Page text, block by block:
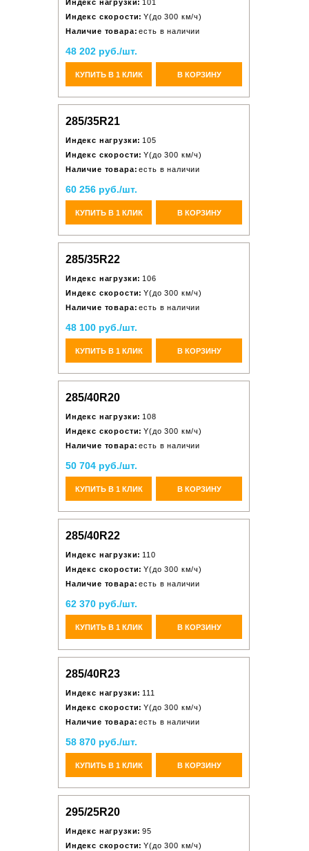
Индекс нагрузки: 101
Индекс скорости: Y(до 300 км/ч)
Наличие товара: есть в наличии
48 202 руб./шт.
КУПИТЬ В 1 КЛИК В КОРЗИНУ
285/35R21
Индекс нагрузки: 105
Индекс скорости: Y(до 300 км/ч)
Наличие товара: есть в наличии
60 256 руб./шт.
КУПИТЬ В 1 КЛИК В КОРЗИНУ
285/35R22
Индекс нагрузки: 106
Индекс скорости: Y(до 300 км/ч)
Наличие товара: есть в наличии
48 100 руб./шт.
КУПИТЬ В 1 КЛИК В КОРЗИНУ
285/40R20
Индекс нагрузки: 108
Индекс скорости: Y(до 300 км/ч)
Наличие товара: есть в наличии
50 704 руб./шт.
КУПИТЬ В 1 КЛИК В КОРЗИНУ
285/40R22
Индекс нагрузки: 110
Индекс скорости: Y(до 300 км/ч)
Наличие товара: есть в наличии
62 370 руб./шт.
КУПИТЬ В 1 КЛИК В КОРЗИНУ
285/40R23
Индекс нагрузки: 111
Индекс скорости: Y(до 300 км/ч)
Наличие товара: есть в наличии
58 870 руб./шт.
КУПИТЬ В 1 КЛИК В КОРЗИНУ
295/25R20
Индекс нагрузки: 95
Индекс скорости: Y(до 300 км/ч)